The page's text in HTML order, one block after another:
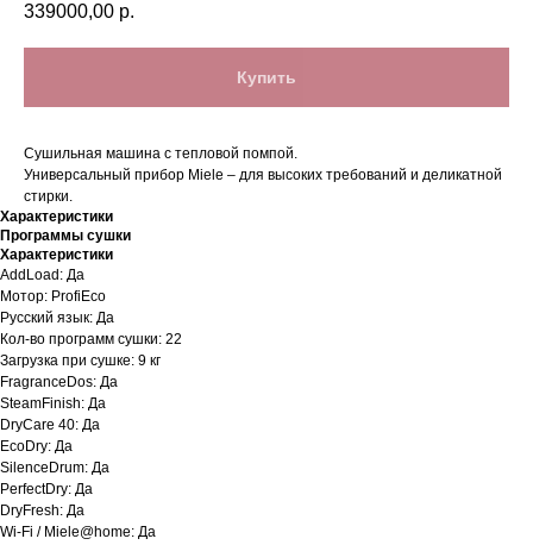
339000,00 р.
Купить
Cушильная машина с тепловой помпой.
Универсальный прибор Miele – для высоких требований и деликатной
стирки.
Характеристики
Программы сушки
Характеристики
AddLoad: Да
Мотор: ProfiEco
Русский язык: Да
Кол-во программ сушки: 22
Загрузка при сушке: 9 кг
FragranceDos: Да
SteamFinish: Да
DryCare 40: Да
EcoDry: Да
SilenceDrum: Да
PerfectDry: Да
DryFresh: Да
Wi-Fi / Miele@home: Да